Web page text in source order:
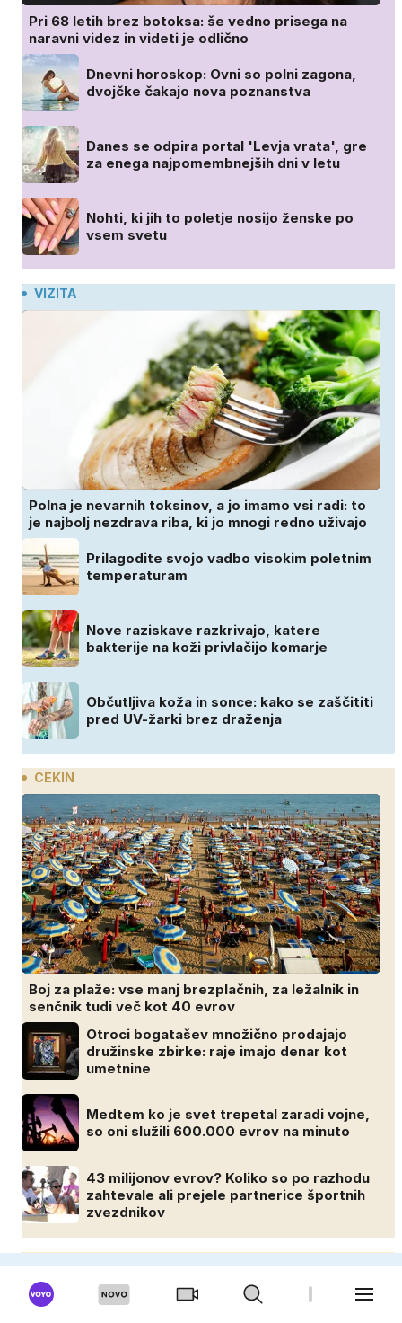
Pri 68 letih brez botoksa: še vedno prisega na
naravni videz in videti je odlično
Dnevni horoskop: Ovni so polni zagona,
dvojčke čakajo nova poznanstva
Danes se odpira portal 'Levja vrata', gre
za enega najpomembnejših dni v letu
Nohti, ki jih to poletje nosijo ženske po
vsem svetu
VIZITA
Polna je nevarnih toksinov, a jo imamo vsi radi: to
je najbolj nezdrava riba, ki jo mnogi redno uživajo
Prilagodite svojo vadbo visokim poletnim
temperaturam
Nove raziskave razkrivajo, katere
bakterije na koži privlačijo komarje
Občutljiva koža in sonce: kako se zaščititi
pred UV-žarki brez draženja
CEKIN
Boj za plaže: vse manj brezplačnih, za ležalnik in
senčnik tudi več kot 40 evrov
Otroci bogatašev množično prodajajo
družinske zbirke: raje imajo denar kot
umetnine
Medtem ko je svet trepetal zaradi vojne,
so oni služili 600.000 evrov na minuto
43 milijonov evrov? Koliko so po razhodu
zahtevale ali prejele partnerice športnih
zvezdnikov